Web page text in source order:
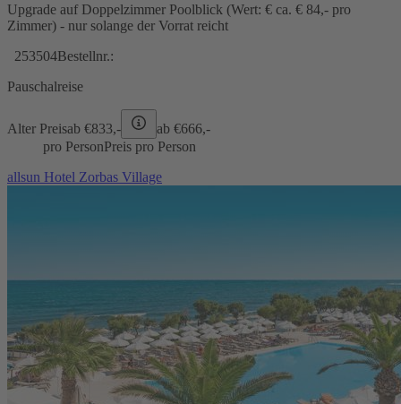
Upgrade auf Doppelzimmer Poolblick (Wert: € ca. € 84,- pro
Zimmer) - nur solange der Vorrat reicht
253504Bestellnr.:
Pauschalreise
Alter Preisab €833,- ab €666,-
pro PersonPreis pro Person
allsun Hotel Zorbas Village